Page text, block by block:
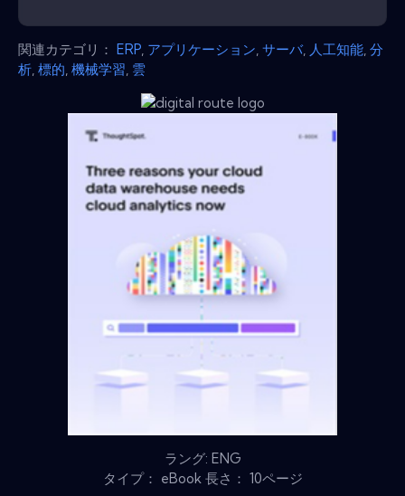
関連カテゴリ： ERP アプリケーション サーバ, 人工知能 分
析 標的 機械学習 雲
ラング: ENG
タイプ： eBook 長さ： 10ページ